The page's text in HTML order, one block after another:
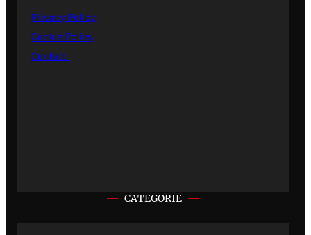
Privacy Policy
Cookie Policy
Contatti
CATEGORIE